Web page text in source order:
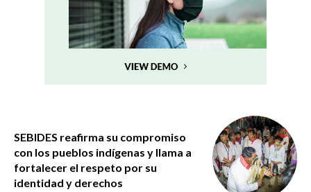
SEBIDES reafirma su compromiso
con los pueblos indígenas y llama a
fortalecer el respeto por su
identidad y derechos